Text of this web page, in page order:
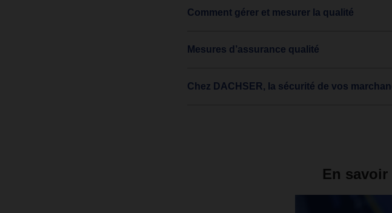
Comment gérer et mesurer la qualité
Mesures d’assurance qualité
Chez DACHSER, la sécurité de vos
En